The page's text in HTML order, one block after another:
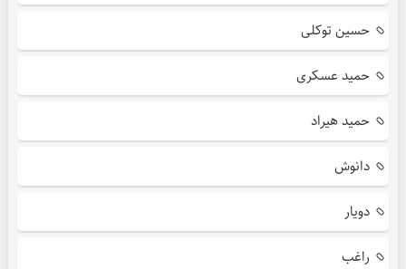
حسین توکلی
حمید عسکری
حمید هیراد
دانوش
دویار
راغب